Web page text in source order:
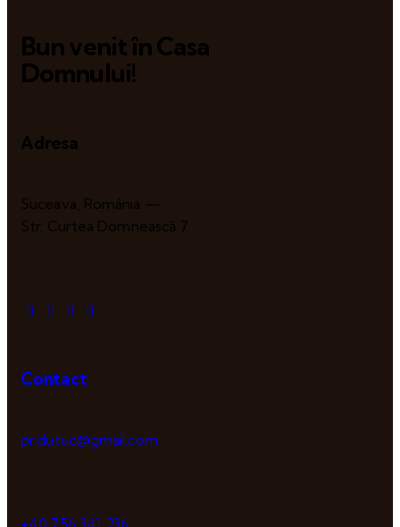
Bun venit în Casa
Domnului!
Adresa
Suceava, România —
Str. Curtea Domnească 7
Contact
pr.dutuc@gmail.com
+40 756 341 236